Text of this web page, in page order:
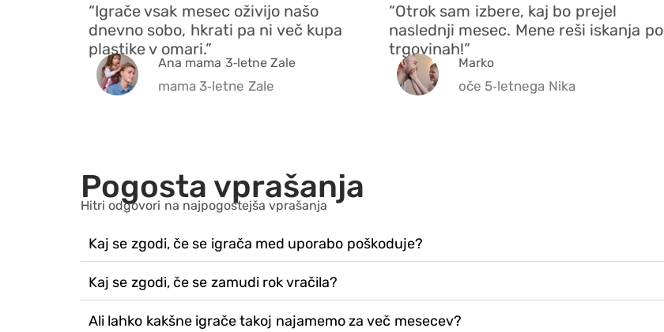
“Igrače vsak mesec oživijo našo
dnevno sobo, hkrati pa ni več kupa
plastike v omari.”
Ana mama 3‑letne Zale
mama 3‑letne Zale
“Otrok sam izbere, kaj bo prejel
naslednji mesec. Mene reši iskanja po
trgovinah!”
Marko
oče 5‑letnega Nika
Pogosta vprašanja
Hitri odgovori na najpogostejša vprašanja
Kaj se zgodi, če se igrača med uporabo poškoduje?
Kaj se zgodi, če se zamudi rok vračila?
Ali lahko kakšne igrače takoj najamemo za več mesecev?